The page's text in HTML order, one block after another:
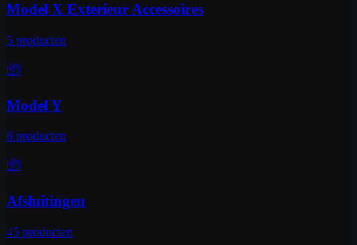
Model X Exterieur Accessoires
5 producten
📦
Model Y
6 producten
📦
Afsluitingen
45 producten